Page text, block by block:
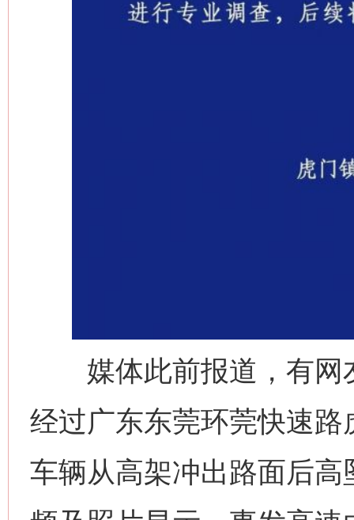
媒体此前报道，有网
经过广东东莞环莞快速
车辆从高架冲出路面后